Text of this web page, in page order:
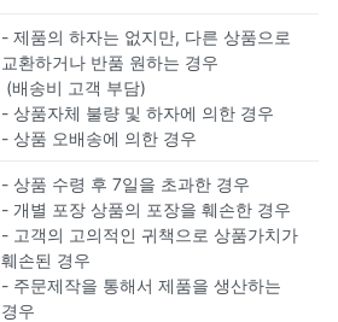
- 제품의 하자는 없지만, 다른 상품으로
교환하거나 반품 원하는 경우
(배송비 고객 부담)
- 상품자체 불량 및 하자에 의한 경우
- 상품 오배송에 의한 경우
- 상품 수령 후 7일을 초과한 경우
- 개별 포장 상품의 포장을 훼손한 경우
- 고객의 고의적인 귀책으로 상품가치가
훼손된 경우
- 주문제작을 통해서 제품을 생산하는
경우